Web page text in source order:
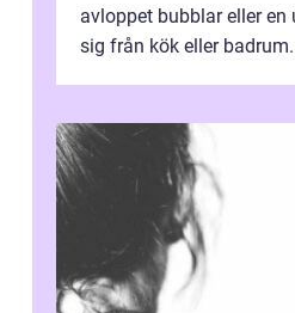
avloppet bubblar eller en
sig från kök eller